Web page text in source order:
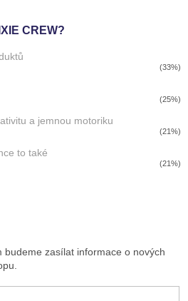
CREW?
(33%)
(25%)
a jemnou motoriku
(21%)
to také
(21%)
budeme zasílat informace o nových